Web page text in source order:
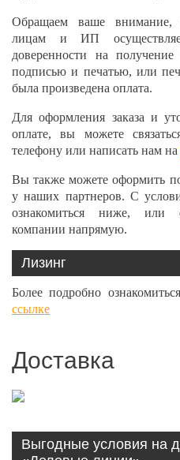
Обращаем ваше внимание,
лицам и ИП
доверенности на
подписью и печатью, или
была произведена оплата.
Для оформления заказа и
оплате, вы можете
телефону или написать нам на
Вы также можете оформить
у наших партнеров. С
ознакомиться ниже, или
компании напрямую.
Лизинг
Более подробно
ссылке
Доставка
Выгодные условия на